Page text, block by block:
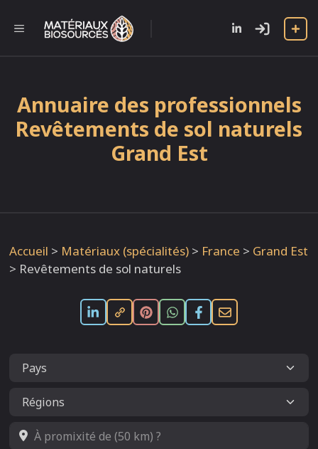
contenu
MENU
Annuaire des professionnels
Revêtements de sol naturels
Grand Est
Accueil > Matériaux (spécialités) > France > Grand Est
> Revêtements de sol naturels
À promixité de (50 km) ?